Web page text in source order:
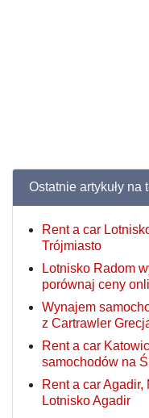
Ostatnie artykuły na
Rent a car
Trójmiasto
Lotnisko Radom
porównaj ceny
Wynajem
z Cartrawler
Rent a car
samochodów na
Rent a car
Lotnisko Agadir